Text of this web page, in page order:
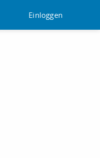
Einloggen